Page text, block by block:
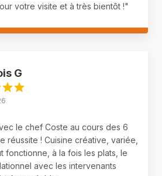
votre visite et à très bientôt !"
G
le chef Coste au cours des 6
réussite ! Cuisine créative, variée,
fonctionne, à la fois les plats, le
avec les intervenants